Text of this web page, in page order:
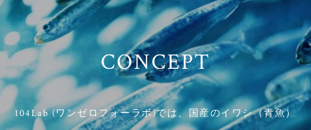
CONCEPT
104Lab (ワンゼロフォーラボ)では、国産のイワシ（青魚）